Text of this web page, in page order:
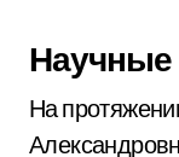
Научные
На